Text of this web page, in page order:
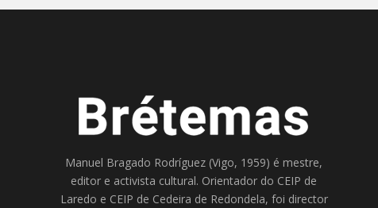
Manuel Bragado Rodríguez (Vigo, 1959) é mestre,
editor e activista cultural. Orientador do CEIP de
Laredo e CEIP de Cedeira de Redondela, foi director